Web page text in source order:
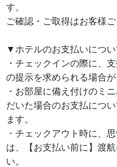
す。
ご確認・ご取得はお客様
▼ホテルのお支払いについ
・チェックインの際に、
の提示を求められる場合が
・お部屋に備え付けのミ
だいた場合のお支払につ
ます。
・チェックアウト時に、
は、【お支払い前に】渡
い。